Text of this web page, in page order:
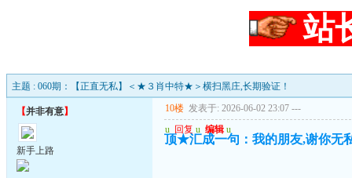
站
主题 : 060期：【正直无私】＜★３肖中特★＞横扫黑庄,长期验证！
【并非有意】
新手上路
10楼 发表于: 2026-06-02 23:07 ---
u 回复 u 编辑 u
顶★汇成一句：我的朋友,谢你无